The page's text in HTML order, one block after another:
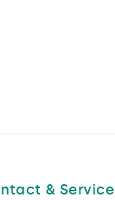
& Service